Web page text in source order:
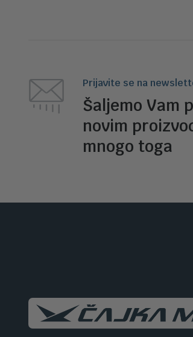
Prijavite se na
Šaljemo Vam
novim
mnogo toga